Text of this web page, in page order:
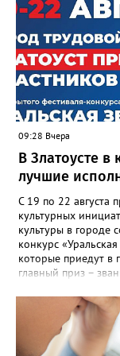
многоквартирного
— сообщила
Настенко. В
Госжилинспекции,
оперативно
потребителей.
09:28 Вчера
В Златоусте в
лучшие
С 19 по 22 августа
культурных
культуры в городе
конкурс
которые приедут в
главный приз –
прослушивания
наставников,
приглашённых
фестивальные